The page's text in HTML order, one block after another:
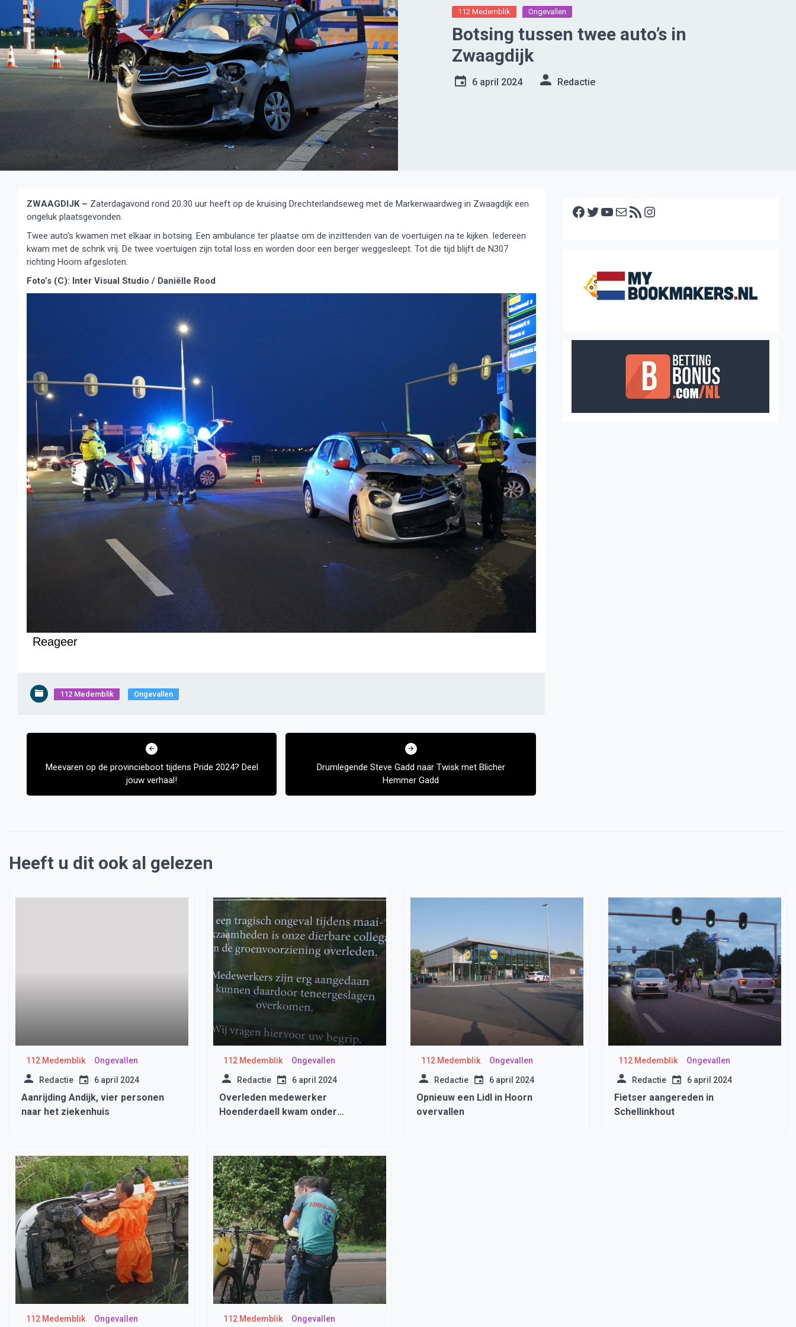
112 Medemblik Ongevallen
Botsing tussen twee auto’s in
Zwaagdijk
6 april 2024 Redactie
ZWAAGDIJK – Zaterdagavond rond 20.30 uur heeft op de kruising Drechterlandseweg met de Markerwaardweg in Zwaagdijk een
ongeluk plaatsgevonden.
Twee auto’s kwamen met elkaar in botsing. Een ambulance ter plaatse om de inzittenden van de voertuigen na te kijken. Iedereen
kwam met de schrik vrij. De twee voertuigen zijn total loss en worden door een berger weggesleept. Tot die tijd blijft de N307
richting Hoorn afgesloten.
Foto’s (C): Inter Visual Studio / Daniëlle Rood
Reageer
112 Medemblik Ongevallen
Bericht
Meevaren op de provincieboot tijdens Pride 2024? Deel
jouw verhaal!
Drumlegende Steve Gadd naar Twisk met Blicher
Hemmer Gadd
Facebook Twitter YouTube E-mail RSS feed
Heeft u dit ook al gelezen
112 Medemblik Ongevallen
Redactie 6 april 2024
Aanrijding Andijk, vier personen
naar het ziekenhuis
112 Medemblik Ongevallen
Redactie 6 april 2024
Overleden medewerker
Hoenderdaell kwam onder
112 Medemblik Ongevallen
Redactie 6 april 2024
Opnieuw een Lidl in Hoorn
overvallen
112 Medemblik Ongevallen
Redactie 6 april 2024
Fietser aangereden in
Schellinkhout
112 Medemblik Ongevallen 112 Medemblik Ongevallen